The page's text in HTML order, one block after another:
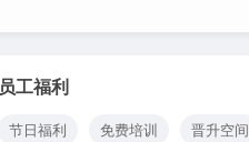
员工福利
节日福利 免费培训 晋升空间